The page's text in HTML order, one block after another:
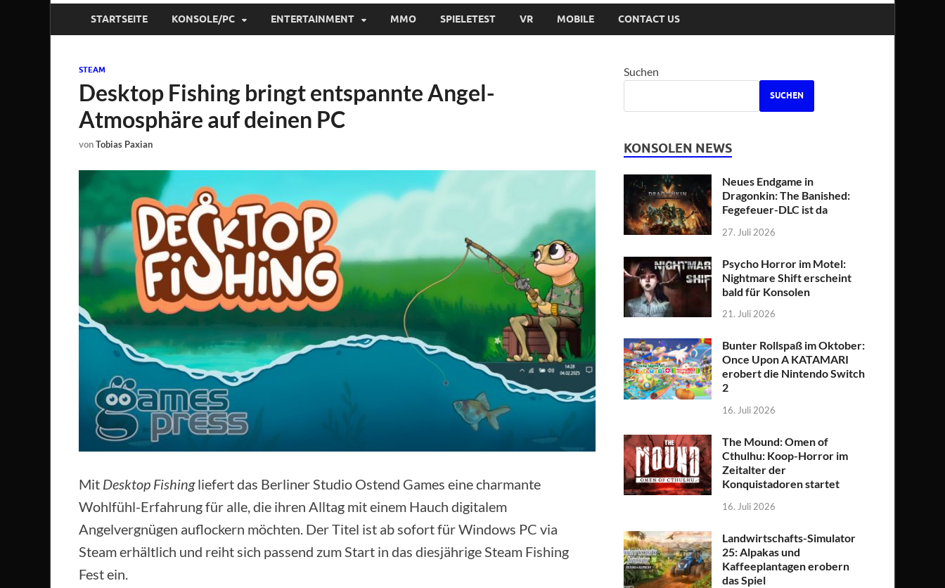
STARTSEITE KONSOLE/PC ENTERTAINMENT MMO SPIELETEST VR MOBILE CONTACT US
STEAM
Desktop Fishing bringt entspannte Angel-
Atmosphäre auf deinen PC
vonTobias Paxian
Mit Desktop Fishingliefert das Berliner Studio Ostend Games eine charmante
Wohlfühl-Erfahrung für alle, die ihren Alltag mit einem Hauch digitalem
Angelvergnügen auflockern möchten. Der Titel ist ab sofort für Windows PC via
Steam erhältlich und reiht sich passend zum Start in das diesjährige Steam Fishing
Fest ein.
Suchen
SUCHEN
KONSOLEN NEWS
Neues Endgame in
Dragonkin: The Banished:
Fegefeuer-DLC ist da
27. Juli 2026
Psycho Horror im Motel:
Nightmare Shift erscheint
bald für Konsolen
21. Juli 2026
Bunter Rollspaß im Oktober:
Once Upon A KATAMARI
erobert die Nintendo Switch
2
16. Juli 2026
The Mound: Omen of
Cthulhu: Koop-Horror im
Zeitalter der
Konquistadoren startet
16. Juli 2026
Landwirtschafts-Simulator
25: Alpakas und
Kaffeeplantagen erobern
das Spiel